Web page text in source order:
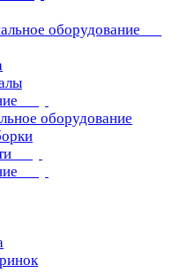
оборудование
оборудование